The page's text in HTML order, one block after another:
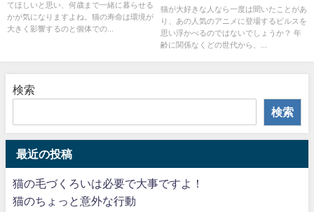
てほしいと思い、何歳まで一緒に暮らせる
かが気になりますよね。猫の寿命は環境が
大きく影響するのと個体での...
力とは？
猫が大好きな人なら一度は聞いたことがあ
り、あの人気のアニメに登場するビルスを
思い浮かべるのではないでしょうか？ 年
齢に関係なくどの世代から、...
検索
検索
最近の投稿
猫の毛づくろいは必要で大事ですよ！
猫のちょっと意外な行動